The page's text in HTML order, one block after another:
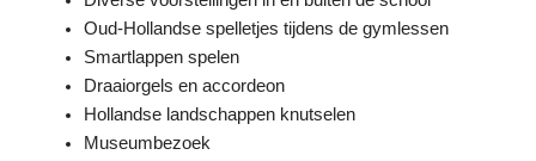
Oud-Hollandse spelletjes tijdens de gymlessen
Smartlappen spelen
Draaiorgels en accordeon
Hollandse landschappen knutselen
Museumbezoek